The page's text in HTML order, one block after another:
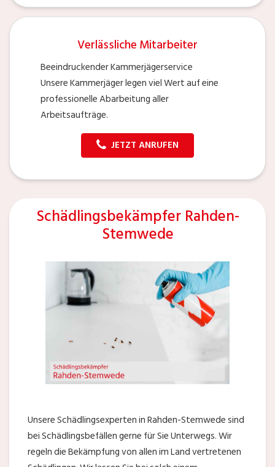
Verlässliche Mitarbeiter
Beeindruckender Kammerjägerservice
Unsere Kammerjäger legen viel Wert auf eine
professionelle Abarbeitung aller
Arbeitsaufträge.
JETZT ANRUFEN
Schädlingsbekämpfer Rahden-
Stemwede
Unsere Schädlingsexperten in Rahden-Stemwede sind
bei Schädlingsbefällen gerne für Sie Unterwegs. Wir
regeln die Bekämpfung von allen im Land vertretenen